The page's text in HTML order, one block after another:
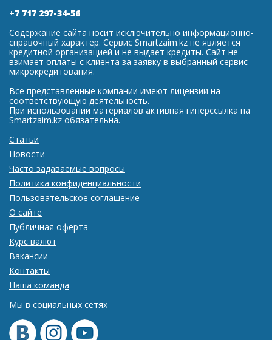
+7 717 297-34-56
Содержание сайта носит исключительно информационно-
справочный характер. Сервис Smartzaim.kz не является
кредитной организацией и не выдает кредиты. Сайт не
взимает оплаты с клиента за заявку в выбранный сервис
микрокредитования.
Все представленные компании имеют лицензии на
соответствующую деятельность.
При использовании материалов активная гиперссылка на
Smartzaim.kz обязательна.
Статьи
Новости
Часто задаваемые вопросы
Политика конфиденциальности
Пользовательское соглашение
О сайте
Публичная оферта
Курс валют
Вакансии
Контакты
Наша команда
Мы в социальных сетях